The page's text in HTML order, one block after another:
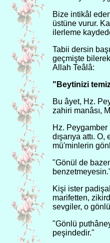
Bize intikâl
üstüne vurur.
ilerleme
Tabii dersin
geçmişte
Allah Teâlâ:
"Beytinizi
Bu âyet, Hz.
zahiri manâsı,
Hz. Peygamber
dışarıya attı.
mü'minlerin
"Gönül de
Kişi ister
marifetten,
sevgiler, o
"Gönlü
peşindedir."